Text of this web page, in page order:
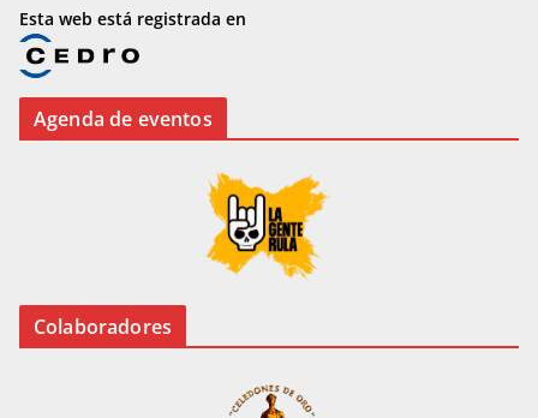
Esta web está registrada en
Agenda de eventos
Colaboradores